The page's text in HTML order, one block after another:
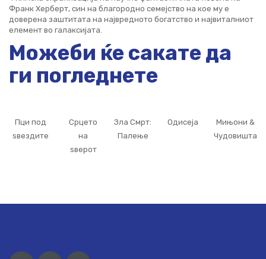
Франк Херберт, син на благородно семејство на кое му е
доверена заштитата на највредното богатство и највиталниот
елемент во галаксијата.
Можеби ќе сакате да
ги погледнете
Пци под
ѕвездите
Срцето
на
ѕверот
Зла Смрт:
Палење
Одисеја
Мињони &
Чудовишта